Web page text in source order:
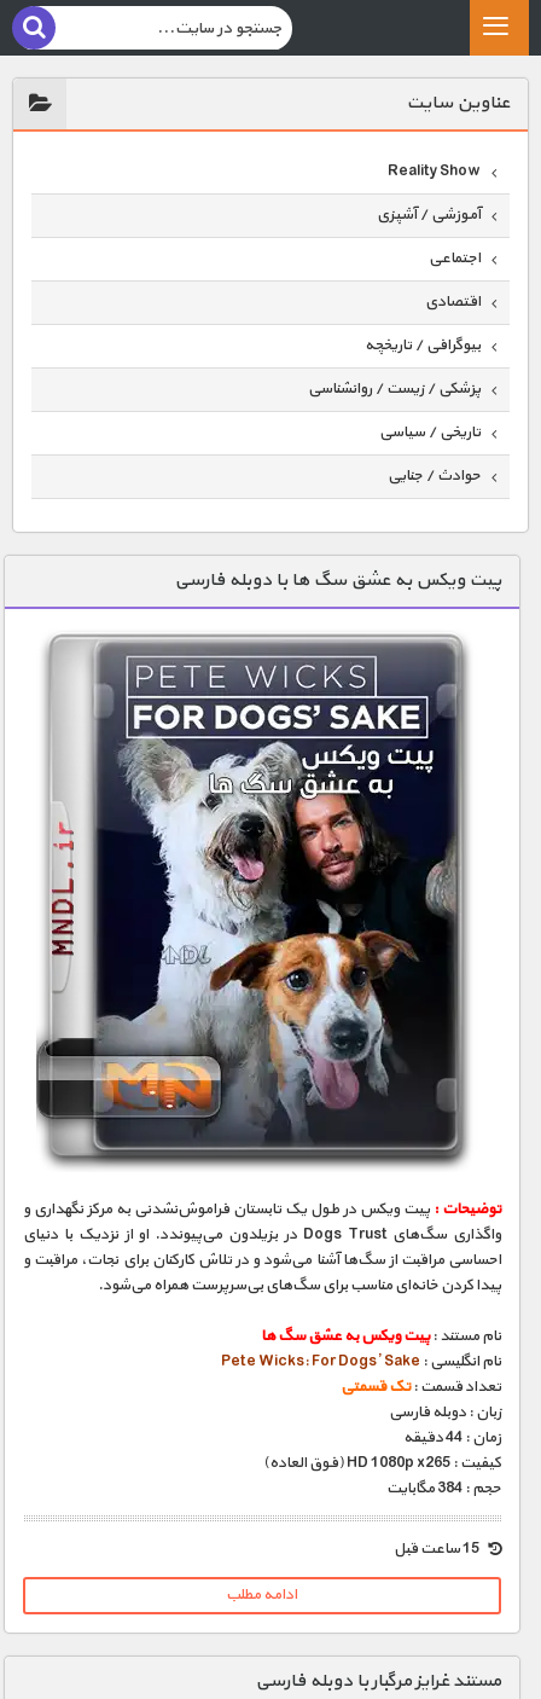
عناوين سايت
Reality Show
آموزشی / آشپزی
اجتماعی
اقتصادی
بیوگرافی / تاریخچه
پزشکی / زیست / روانشناسی
تاریخی / سیاسی
حوادث / جنایی
دنیای خوراکی ها
زمین شناسی / محیط زیست
سازه/ معماری/ مهندسی
سرگرمی
شناخت کودکان
فرهنگ / هنر
کیهان / نجوم
مسابقات / ورزشی
مستند های اختصاصی
پیت ویکس به عشق سگ ها با دوبله فارسی
توضیحات : پیت ویکس در طول یک تابستان فراموش‌نشدنی به مرکز نگهداری و
واگذاری سگ‌های Dogs Trust در بزیلدون می‌پیوندد. او از نزدیک با دنیای
احساسی مراقبت از سگ‌ها آشنا می‌شود و در تلاش کارکنان برای نجات، مراقبت و
پیدا کردن خانه‌ای مناسب برای سگ‌های بی‌سرپرست همراه می‌شود.
نام مستند :پیت ویکس به عشق سگ ها
نام انگلیسی : Pete Wicks: For Dogs’ Sake
تعداد قسمت :تک قسمتی
زبان : دوبله فارسی
زمان : 44 دقیقه
کیفیت : HD 1080p x265 (فوق العاده)
حجم : 384 مگابایت
ادامه مطلب
مستند غرایز مرگبار با دوبله فارسی